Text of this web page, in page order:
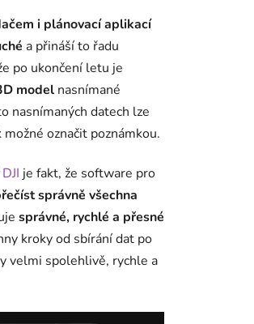
i plánovací aplikací
a přináší to řadu
po ukončení letu je
model nasnímané
nasnímaných datech lze
označit poznámkou.
DJI je fakt, že software pro
správně všechna
správné, rychlé a přesné
kroky od sbírání dat po
velmi spolehlivě, rychle a